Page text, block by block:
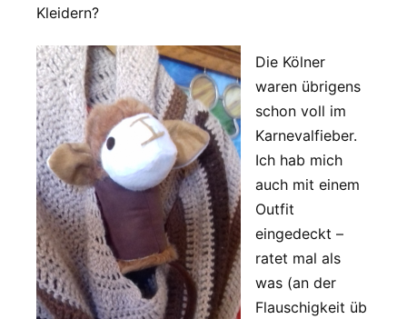
Kleidern?
Die Kölner
waren übrigens
schon voll im
Karnevalfieber.
Ich hab mich
auch mit einem
Outfit
eingedeckt –
ratet mal als
was (an der
Flauschigkeit üb